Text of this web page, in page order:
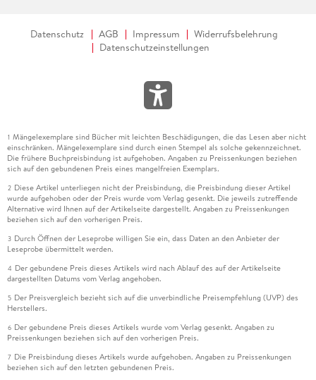
Datenschutz AGB Impressum
Widerrufsbelehrung
Datenschutzeinstellungen
1 Mängelexemplare sind Bücher mit leichten Beschädigungen, die das Lesen aber nicht
einschränken. Mängelexemplare sind durch einen Stempel als solche gekennzeichnet.
Die frühere Buchpreisbindung ist aufgehoben. Angaben zu Preissenkungen beziehen
sich auf den gebundenen Preis eines mangelfreien Exemplars.
2 Diese Artikel unterliegen nicht der Preisbindung, die Preisbindung dieser Artikel
wurde aufgehoben oder der Preis wurde vom Verlag gesenkt. Die jeweils zutreffende
Alternative wird Ihnen auf der Artikelseite dargestellt. Angaben zu Preissenkungen
beziehen sich auf den vorherigen Preis.
3 Durch Öffnen der Leseprobe willigen Sie ein, dass Daten an den Anbieter der
Leseprobe übermittelt werden.
4 Der gebundene Preis dieses Artikels wird nach Ablauf des auf der Artikelseite
dargestellten Datums vom Verlag angehoben.
5 Der Preisvergleich bezieht sich auf die unverbindliche Preisempfehlung (UVP) des
Herstellers.
6 Der gebundene Preis dieses Artikels wurde vom Verlag gesenkt. Angaben zu
Preissenkungen beziehen sich auf den vorherigen Preis.
7 Die Preisbindung dieses Artikels wurde aufgehoben. Angaben zu Preissenkungen
beziehen sich auf den letzten gebundenen Preis.